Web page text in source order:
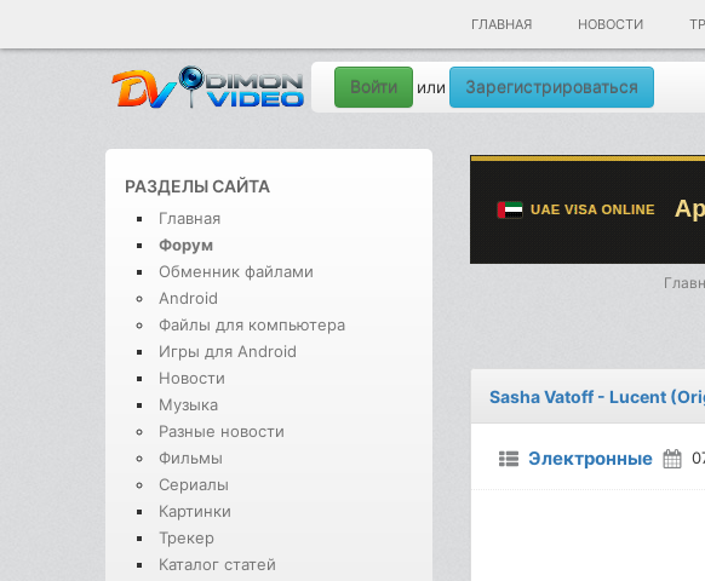
ГЛАВНАЯ НОВОСТИ
Войти или Зарегистрироваться
РАЗДЕЛЫ САЙТА
Главная
Форум
Обменник файлами
Android
Файлы для компьютера
Игры для Android
Новости
Музыка
Разные новости
Фильмы
Сериалы
Картинки
Трекер
Каталог статей
Sasha Vatoff - Lucent
Электронные